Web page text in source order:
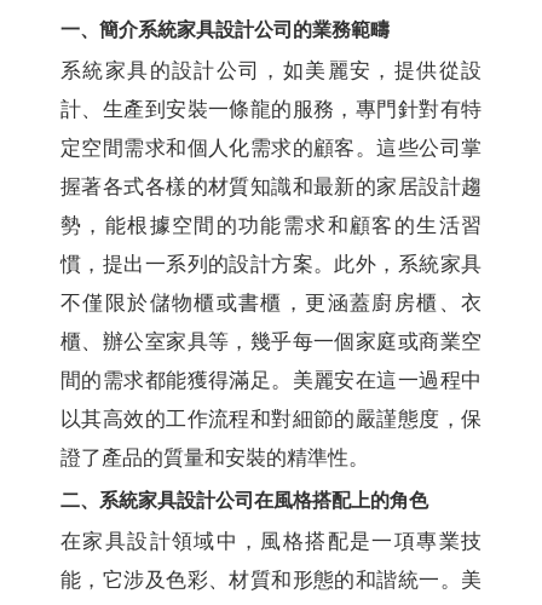
一、簡介系統家具設計公司的業務範疇
系統家具的設計公司，如美麗安，提供從設
計、生產到安裝一條龍的服務，專門針對有特
定空間需求和個人化需求的顧客。這些公司掌
握著各式各樣的材質知識和最新的家居設計趨
勢，能根據空間的功能需求和顧客的生活習
慣，提出一系列的設計方案。此外，系統家具
不僅限於儲物櫃或書櫃，更涵蓋廚房櫃、衣
櫃、辦公室家具等，幾乎每一個家庭或商業空
間的需求都能獲得滿足。美麗安在這一過程中
以其高效的工作流程和對細節的嚴謹態度，保
證了產品的質量和安裝的精準性。
二、系統家具設計公司在風格搭配上的角色
在家具設計領域中，風格搭配是一項專業技
能，它涉及色彩、材質和形態的和諧統一。美